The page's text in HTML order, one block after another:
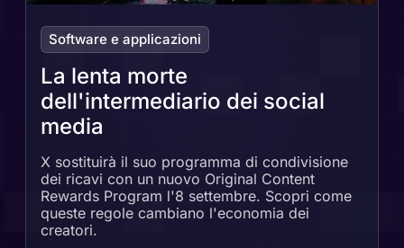
Software e applicazioni
La lenta morte
dell'intermediario dei social
media
X sostituirà il suo programma di condivisione
dei ricavi con un nuovo Original Content
Rewards Program l'8 settembre. Scopri come
queste regole cambiano l'economia dei
creatori.